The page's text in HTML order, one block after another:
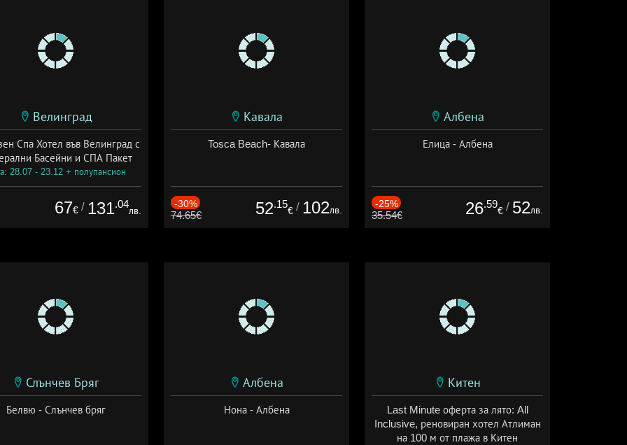
Велинград
Спа Хотел във Велинград с
Басейни и СПА Пакет
28.07 - 23.12 + полупансион
67€ / 131.04
лв.
Кавала
Tosca Beach- Кавала
-30%
74.65€ 52.15
€ / 102лв.
Албена
Елица - Албена
-25%
35.54€ 26.59
€ / 52лв.
Слънчев Бряг
Белвю - Слънчев бряг
Албена
Нона - Албена
Китен
Last Minute оферта за лято: All
Inclusive, реновиран хотел Атлиман
на 100 м от плажа в Китен